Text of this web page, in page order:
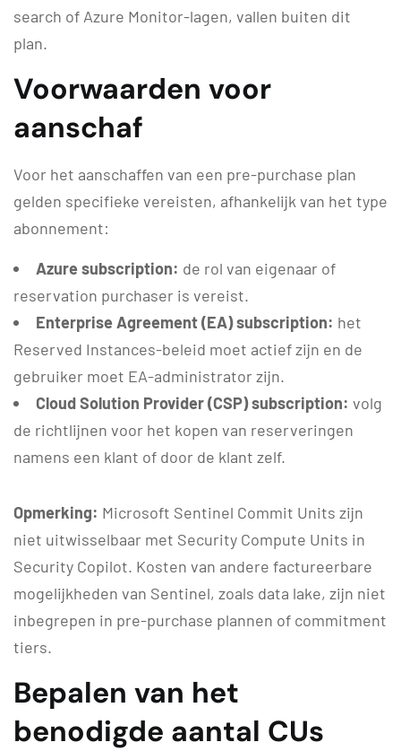
search of Azure Monitor-lagen, vallen buiten dit
plan.
Voorwaarden voor
aanschaf
Voor het aanschaffen van een pre-purchase plan
gelden specifieke vereisten, afhankelijk van het type
abonnement:
Azure subscription: de rol van eigenaar of
reservation purchaser is vereist.
Enterprise Agreement (EA) subscription: het
Reserved Instances-beleid moet actief zijn en de
gebruiker moet EA-administrator zijn.
Cloud Solution Provider (CSP) subscription: volg
de richtlijnen voor het kopen van reserveringen
namens een klant of door de klant zelf.
Opmerking: Microsoft Sentinel Commit Units zijn
niet uitwisselbaar met Security Compute Units in
Security Copilot. Kosten van andere factureerbare
mogelijkheden van Sentinel, zoals data lake, zijn niet
inbegrepen in pre-purchase plannen of commitment
tiers.
Bepalen van het
benodigde aantal CUs